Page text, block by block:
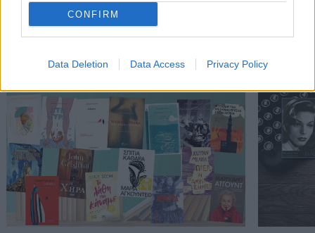
CONFIRM
Data Deletion Data Access Privacy Policy
Διαβάστε επίσης